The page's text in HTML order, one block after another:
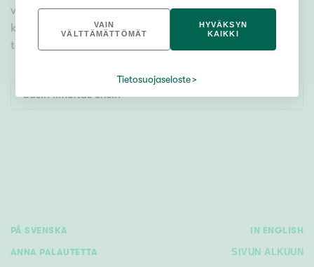
Omakoti-/erillistalo
Maa- tai metsätila
Vapaa-ajan asunto
vuokrattavat asunnot Kuhmo. Hyödynnä myös
kätevää hakutyökaluamme, jonka avulla löydät omien
toiveidesi mukaisen kodin.
Uusin ilmoitus ensin
PÅ SVENSKA IN ENGLISH
ANNA PALAUTETTA SIVUN ALKUUN
VAIN
VÄLTTÄMÄTTÖMÄT
HYVÄKSYN
KAIKKI
Tietosuojaseloste